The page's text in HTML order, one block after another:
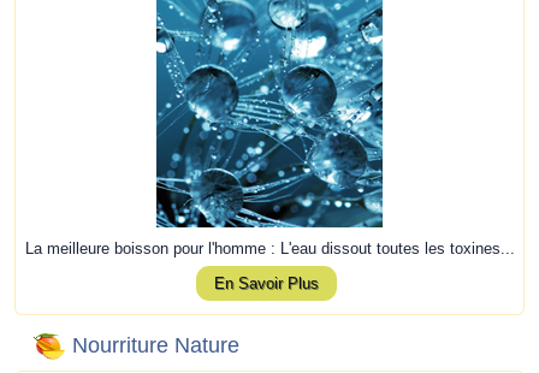
La meilleure boisson pour l'homme : L'eau dissout toutes les toxines...
En Savoir Plus
Nourriture Nature